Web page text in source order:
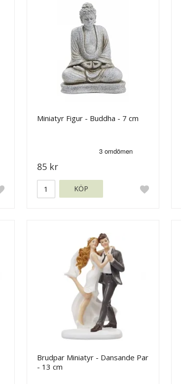
Miniatyr Figur - Buddha - 7 cm
85 kr
KÖP
Brudpar Miniatyr - Dansande Par
- 13 cm